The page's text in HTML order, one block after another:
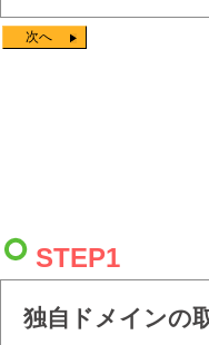
次へ
STEP1
独自ドメインの